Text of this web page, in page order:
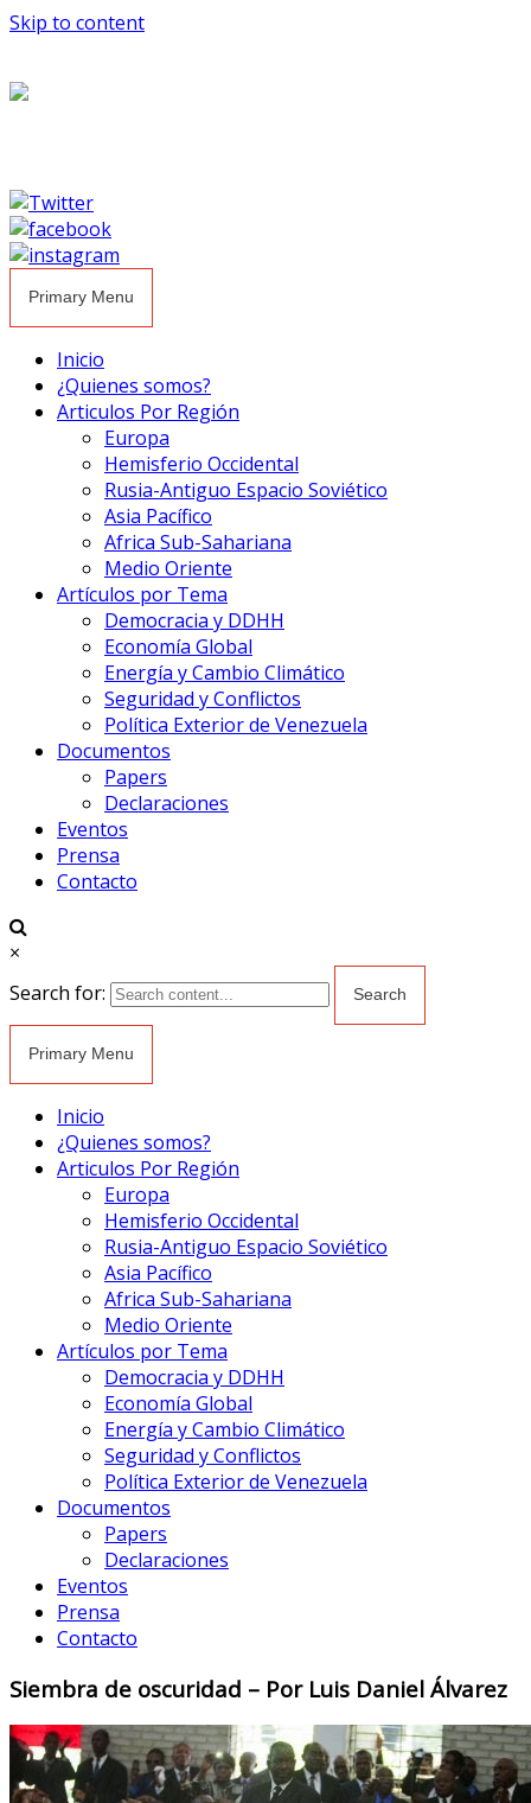
Skip to content
Primary Menu
Inicio
¿Quienes somos?
Articulos Por Región
Europa
Hemisferio Occidental
Rusia-Antiguo Espacio Soviético
Asia Pacífico
Africa Sub-Sahariana
Medio Oriente
Artículos por Tema
Democracia y DDHH
Economía Global
Energía y Cambio Climático
Seguridad y Conflictos
Política Exterior de Venezuela
Documentos
Papers
Declaraciones
Eventos
Prensa
Contacto
×
Search for:
Primary Menu
Inicio
¿Quienes somos?
Articulos Por Región
Europa
Hemisferio Occidental
Rusia-Antiguo Espacio Soviético
Asia Pacífico
Africa Sub-Sahariana
Medio Oriente
Artículos por Tema
Democracia y DDHH
Economía Global
Energía y Cambio Climático
Seguridad y Conflictos
Política Exterior de Venezuela
Documentos
Papers
Declaraciones
Eventos
Prensa
Contacto
Siembra de oscuridad – Por Luis Daniel Álvarez